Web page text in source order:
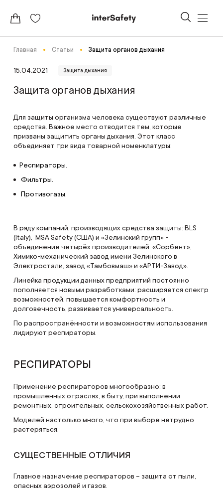
Главная Статьи Защита органов дыхания
15.04.2021 Защита дыхания
Защита органов дыхания
Для защиты организма человека существуют различные
средства. Важное место отводится тем, которые
призваны защитить органы дыхания. Этот класс
объединяет три вида товарной номенклатуры:
Респираторы
Фильтры
Противогазы
В ряду компаний, производящих средства защиты: BLS
(Italy), MSA Safety (США) и «Зелинский групп» -
объединение четырёх производителей: «Сорбент»,
Химико-механический завод имени Зелинского в
Электростали, завод «Тамбовмаш» и «АРТИ-Завод».
Линейка продукции данных предприятий постоянно
пополняется новыми разработками: расширяется спектр
возможностей, повышается комфортность и
долговечность, развивается универсальность.
По распространённости и возможностям использования
лидируют респираторы.
РЕСПИРАТОРЫ
Применение респираторов многообразно: в
промышленных отраслях, в быту, при выполнении
ремонтных, строительных, сельскохозяйственных работ.
Моделей настолько много, что при выборе нетрудно
растеряться.
СУЩЕСТВЕННЫЕ ОТЛИЧИЯ
Главное назначение респираторов – защита от пыли,
опасных аэрозолей и газов.